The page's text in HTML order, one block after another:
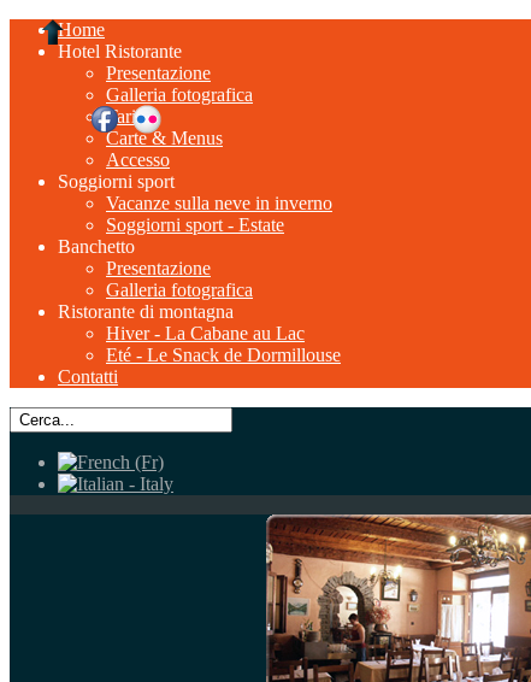
Home
Hotel Ristorante
Presentazione
Galleria fotografica
Tariffe
Carte & Menus
Accesso
Soggiorni sport
Vacanze sulla neve in inverno
Soggiorni sport - Estate
Banchetto
Presentazione
Galleria fotografica
Ristorante di montagna
Hiver - La Cabane au Lac
Eté - Le Snack de Dormillouse
Contatti